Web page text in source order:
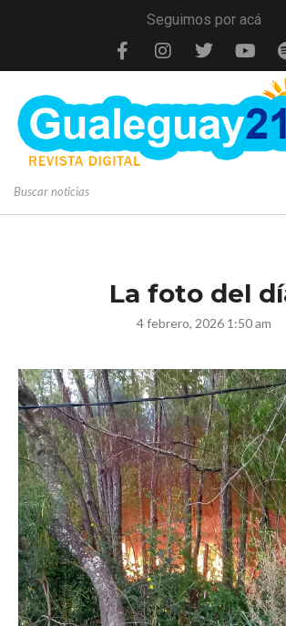
Seguimos por acá
La foto del
4 febrero, 2026 1:50 am